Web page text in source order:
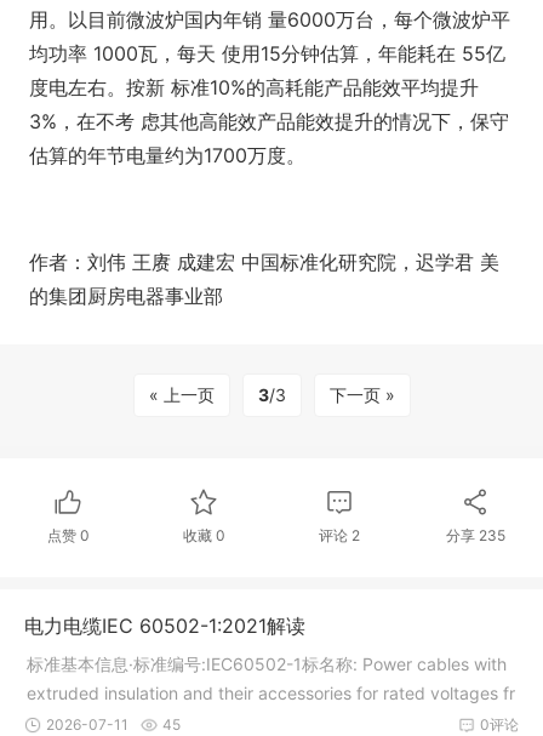
用。以目前微波炉国内年销 量6000万台，每个微波炉平
均功率 1000瓦，每天 使用15分钟估算，年能耗在 55亿
度电左右。按新 标准10%的高耗能产品能效平均提升
3%，在不考 虑其他高能效产品能效提升的情况下，保守
估算的年节电量约为1700万度。
作者：刘伟 王赓 成建宏 中国标准化研究院，迟学君 美
的集团厨房电器事业部
« 上一页 3/3 下一页 »
点赞 0 收藏 0 评论 2 分享 235
电力电缆IEC 60502-1:2021解读
标准基本信息·标准编号:IEC60502-1标名称: Power cables with
extruded insulation and their accessories for rated voltages fr
om1 kV (Um = 1,2 kV) up to 30 kV (Um = 36 kV) - Part 1: Cabl
0评论
2026-07-11 45